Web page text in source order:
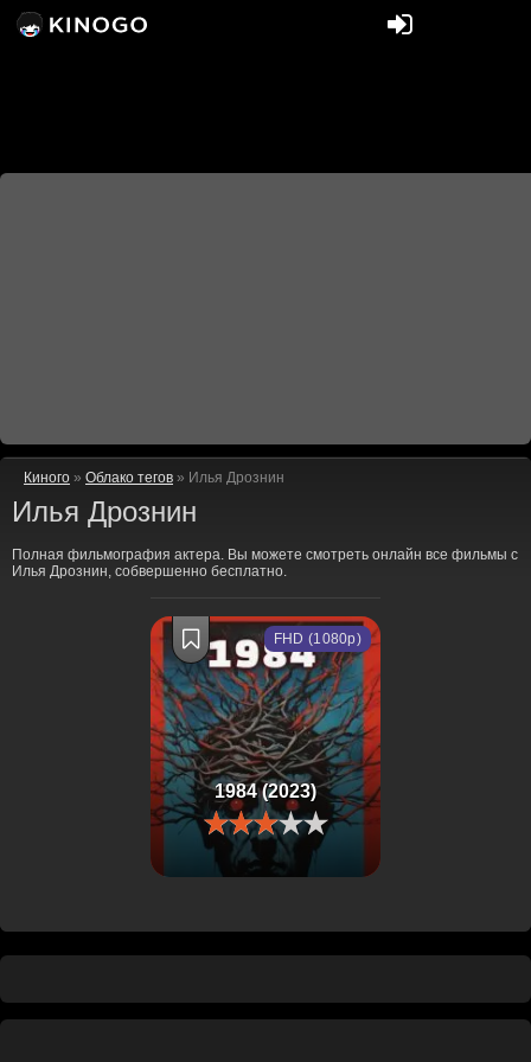
Киного » Облако тегов » Илья Дрознин
Илья Дрознин
Полная фильмография актера. Вы можете смотреть онлайн все фильмы с
Илья Дрознин, собвершенно бесплатно.
1984 (2023)
FHD (1080p)